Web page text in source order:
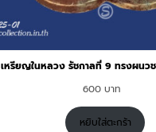
เหรียญในหลวง รัชกาลที่ 9 ทรงผน
600
หยิบใส่ตะกร้า